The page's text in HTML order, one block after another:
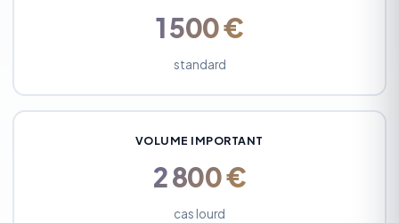
1 500 €
standard
VOLUME IMPORTANT
2 800 €
cas lourd